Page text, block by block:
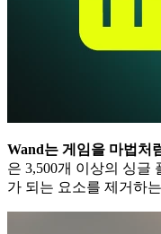
Wand는 게임을 마법처
은 3,500개 이상의 싱글
가 되는 요소를 제거하